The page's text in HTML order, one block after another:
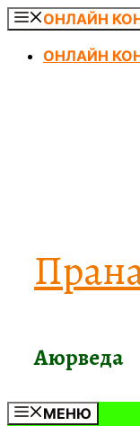
Перейти
содержимому
ОНЛАЙН
ОНЛАЙН
Аюрведа
МЕНЮ